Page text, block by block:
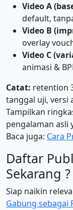
Video A
default,
Video B
overlay
Video C
animasi &
Catat: retention
tanggal uji, versi
Tampilkan
pengalaman asli
Baca juga: Cara
Daftar
Sekarang ?
Siap naikin
Gabung sebagai